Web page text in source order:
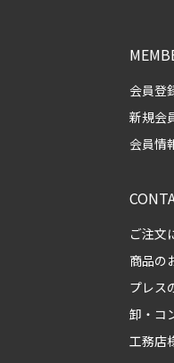
会員登
新規会
会員情
ご注文
商品の
プレス
卸・コ
工務店